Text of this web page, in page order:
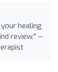
healing
review." --